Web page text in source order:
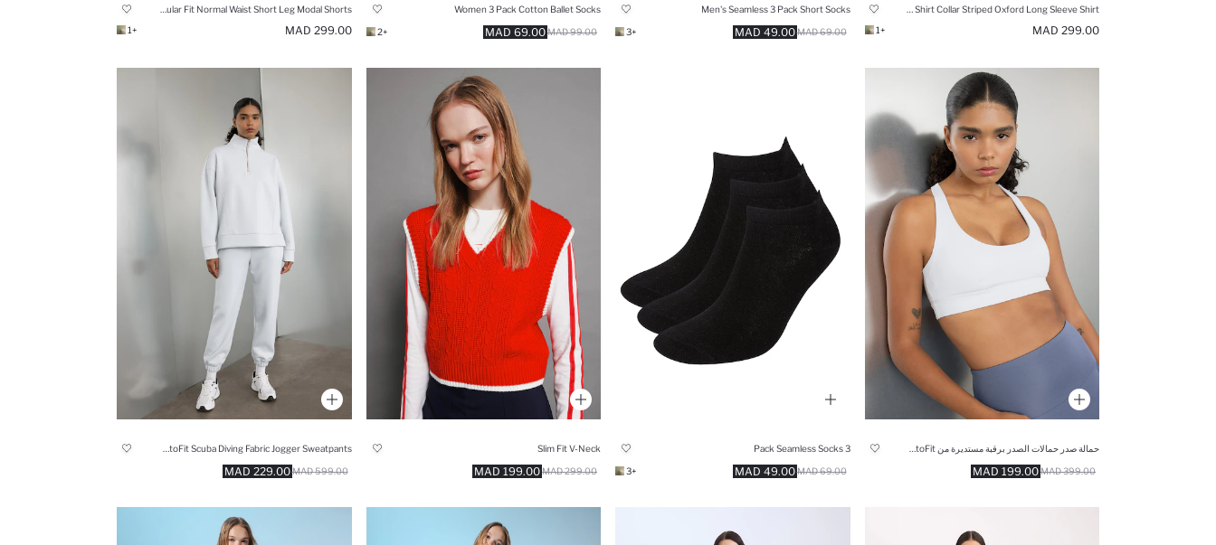
299.00 MAD
+1
Men's Seamless 3 Pack Short Socks
49.00 MAD 69.00 MAD
+3
Women 3 Pack Cotton Ballet Socks
69.00 MAD 99.00 MAD
+2
299.00 MAD
+1
199.00 MAD 399.00 MAD
3 Pack Seamless Socks
49.00 MAD 69.00 MAD
+3
Slim Fit V-Neck
199.00 MAD 299.00 MAD
229.00 MAD 599.00 MAD